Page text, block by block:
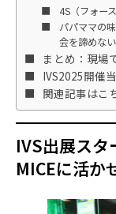
4S（フォー
パパママの
会を諦めない
まとめ：現場
IVS2025開催
関連記事はこ
IVS出展スタ
MICEに活か